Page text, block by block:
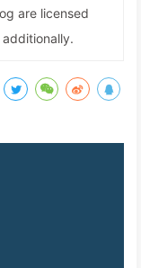
are licensed